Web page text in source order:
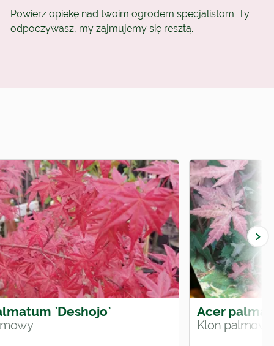
Powierz opiekę nad twoim ogrodem specjalistom. Ty
odpoczywasz, my zajmujemy się resztą.
`Deshojo` Acer
Klon palmowy